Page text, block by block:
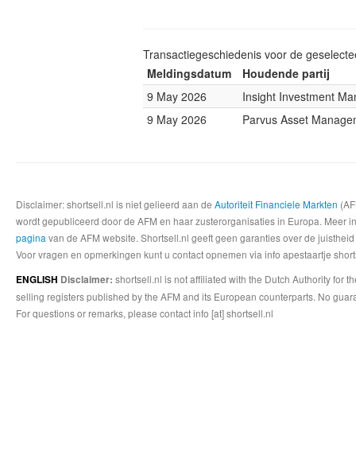
Transactiegeschiedenis voor de
Meldingsdatum
Houdende partij
9 May 2026
Insight Investment
9 May 2026
Parvus Asset
Disclaimer: shortsell.nl is niet gelieerd aan de Autoriteit Financiele Markten
wordt gepubliceerd door de AFM en haar zusterorganisaties in Europa.
pagina van de AFM website. Shortsell.nl geeft geen garanties over de
Voor vragen en opmerkingen kunt u contact opnemen via info apestaartje
ENGLISH Disclaimer: shortsell.nl is not affiliated with the Dutch Authority for
selling registers published by the AFM and its European counterparts. No
For questions or remarks, please contact info [at] shortsell.nl